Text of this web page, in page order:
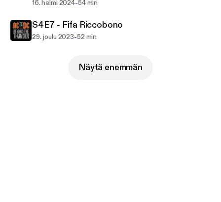
16. helmi 2024-54 min
S4E7 - Fifa Riccobono
29. joulu 2023-52 min
Näytä enemmän